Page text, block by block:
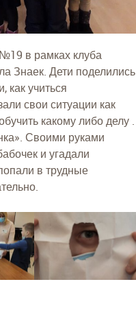
в рамках клуба
Знаек. Дети поделились
как учиться
свои ситуации как
какому либо делу .
Своими руками
и угадали
в трудные